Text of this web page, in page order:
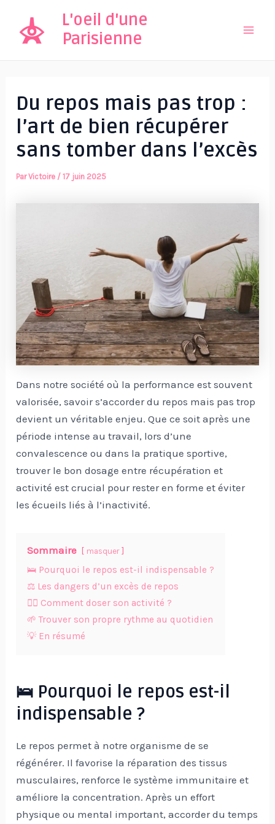
contenu
L'oeil d'une
Parisienne
Du repos mais pas trop :
l’art de bien récupérer
sans tomber dans l’excès
ParVictoire /17 juin 2025
Dans notre société où la performance est souvent
valorisée, savoir s’accorder du repos mais pas trop
devient un véritable enjeu. Que ce soit après une
période intense au travail, lors d’une
convalescence ou dans la pratique sportive,
trouver le bon dosage entre récupération et
activité est crucial pour rester en forme et éviter
les écueils liés à l’inactivité.
Sommaire masquer
🛌 Pourquoi le repos est-il indispensable ?
⚖️ Les dangers d’un excès de repos
🏃‍♂️ Comment doser son activité ?
🌱 Trouver son propre rythme au quotidien
💡 En résumé
🛌 Pourquoi le repos est-il
indispensable ?
Le repos permet à notre organisme de se
régénérer. Il favorise la réparation des tissus
musculaires, renforce le système immunitaire et
améliore la concentration. Après un effort
physique ou mental important, accorder du temps